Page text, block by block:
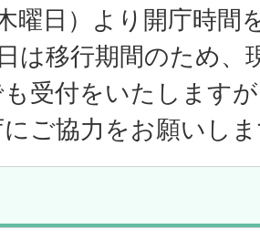
曜日）より開庁時間
は移行期間のため、
受付をいたします
ご協力をお願いし